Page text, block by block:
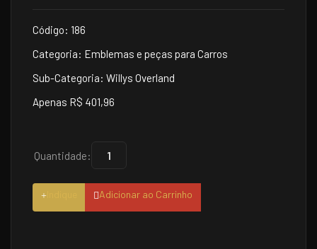
Código: 186
Categoria: Emblemas e peças para Carros
Sub-Categoria: Willys Overland
Apenas R$ 401,96
Quantidade:
Adicionar ao Carrinho